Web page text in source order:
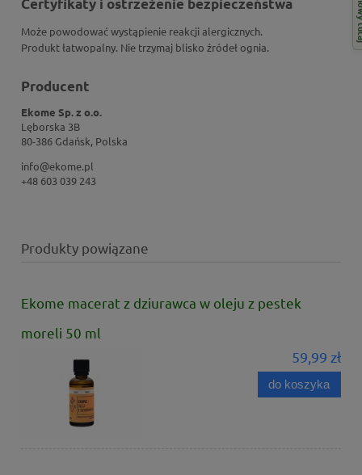
Certyfikaty i ostrzeżenie bezpieczeństwa
Może powodować wystąpienie reakcji alergicznych.
Produkt łatwopalny. Nie trzymaj blisko źródeł ognia.
Producent
Ekome Sp. z o.o.
Lęborska 3B
80-386 Gdańsk, Polska
info@ekome.pl
+48 603 039 243
Produkty powiązane
Ekome macerat z dziurawca w oleju z pestek
moreli 50 ml
59,99 zł
do koszyka